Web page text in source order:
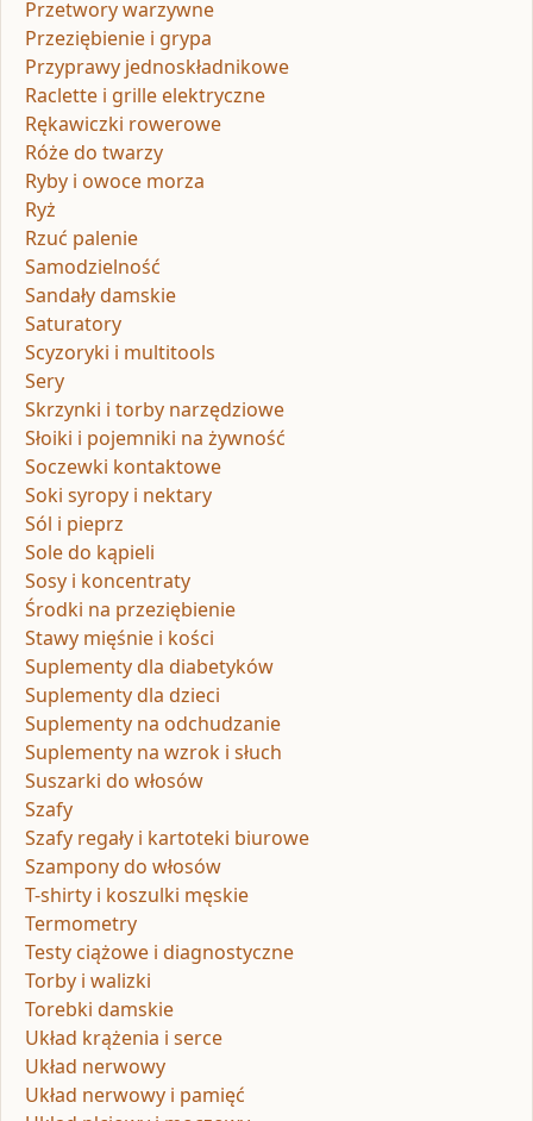
Przetwory warzywne
Przeziębienie i grypa
Przyprawy jednoskładnikowe
Raclette i grille elektryczne
Rękawiczki rowerowe
Róże do twarzy
Ryby i owoce morza
Ryż
Rzuć palenie
Samodzielność
Sandały damskie
Saturatory
Scyzoryki i multitools
Sery
Skrzynki i torby narzędziowe
Słoiki i pojemniki na żywność
Soczewki kontaktowe
Soki syropy i nektary
Sól i pieprz
Sole do kąpieli
Sosy i koncentraty
Środki na przeziębienie
Stawy mięśnie i kości
Suplementy dla diabetyków
Suplementy dla dzieci
Suplementy na odchudzanie
Suplementy na wzrok i słuch
Suszarki do włosów
Szafy
Szafy regały i kartoteki biurowe
Szampony do włosów
T-shirty i koszulki męskie
Termometry
Testy ciążowe i diagnostyczne
Torby i walizki
Torebki damskie
Układ krążenia i serce
Układ nerwowy
Układ nerwowy i pamięć